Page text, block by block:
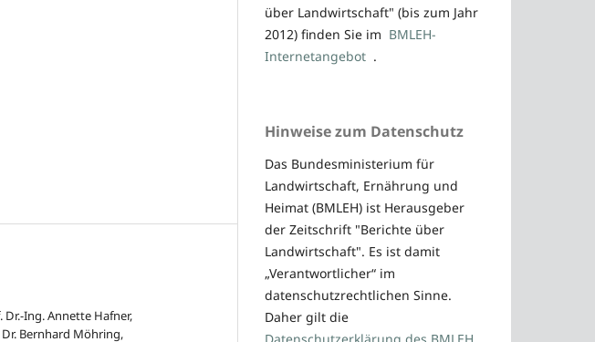
Dr.-Ing. Annette Hafner,
Dr. Bernhard Möhring,
über Landwirtschaft" (bis zum Jahr
2012) finden Sie im BMLEH-
Internetangebot .
Hinweise zum Datenschutz
Das Bundesministerium für
Landwirtschaft, Ernährung und
Heimat (BMLEH) ist Herausgeber
der Zeitschrift "Berichte über
Landwirtschaft". Es ist damit
„Verantwortlicher“ im
datenschutzrechtlichen Sinne.
Daher gilt die